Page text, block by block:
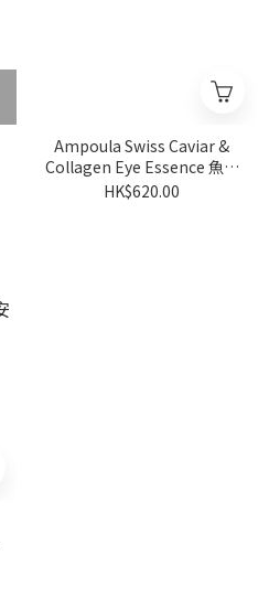
Ampoula Swiss Caviar &
Collagen Eye Essence 魚子
骨膠原眼部精華素 4mlx10
HK$620.00